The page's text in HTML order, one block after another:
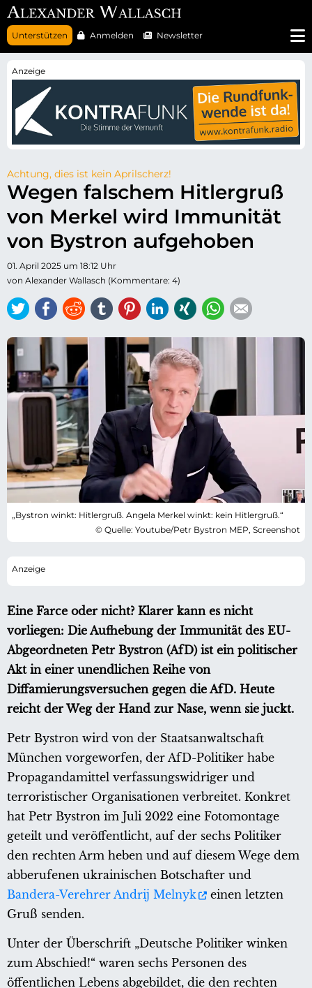
N
a
v
r
p
i
n
e
Unterstützen Anmelden Newsletter
Achtung, dies ist kein Aprilscherz!
Wegen falschem Hitlergruß
von Merkel wird Immunität
von Bystron aufgehoben
01. April 2025 um 18:12 Uhr
von Alexander Wallasch (Kommentare: 4)
TwitterFacebook
ReddittumblrPinterestLinkedIn
Xing WhatsApp
„Bystron winkt: Hitlergruß. Angela Merkel winkt: kein Hitlergruß.“
© Quelle: Youtube/Petr Bystron MEP, Screenshot
Eine Farce oder nicht? Klarer kann es nicht
vorliegen: Die Aufhebung der Immunität des EU-
Abgeordneten Petr Bystron (AfD) ist ein politischer
Akt in einer unendlichen Reihe von
Diffamierungsversuchen gegen die AfD. Heute
reicht der Weg der Hand zur Nase, wenn sie juckt.
Petr Bystron wird von der Staatsanwaltschaft
München vorgeworfen, der AfD-Politiker habe
Propagandamittel verfassungswidriger und
terroristischer Organisationen verbreitet. Konkret
hat Petr Bystron im Juli 2022 eine Fotomontage
geteilt und veröffentlicht, auf der sechs Politiker
den rechten Arm heben und auf diesem Wege dem
abberufenen ukrainischen Botschafter und
Bandera-Verehrer Andrij Melnyk
einen letzten
Gruß senden.
Unter der Überschrift „Deutsche Politiker winken
zum Abschied!“ waren sechs Personen des
öffentlichen Lebens abgebildet, die den rechten